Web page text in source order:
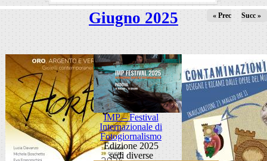
Giugno 2025 « Prec Succ »
IMP – Festival
Internazionale di
Fotogiornalismo
Edizione 2025
sedi diverse